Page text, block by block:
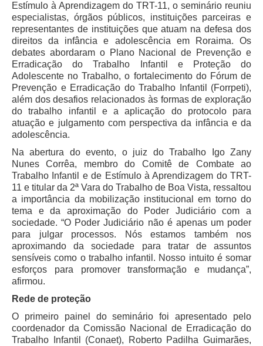
Comitê de Combate ao Trabalho Infantil e de Estímulo à
Aprendizagem
Comitê de Incentivo à Participação Institucional Feminina
no âmbito do TRT-11
Comitê de Prevenção e Enfrentamento do Assédio
Moral, do Assédio Sexual e da Discriminação
Comissão Permanente de Gestão Socioambiental
Comitê Gestor do Plano de Contratações e Aquisições
no Âmbito do TRT11
Comitê de Equidade de Raça, Gênero e Diversidade
Comitê PopRuaJud
Comissão de Justiça Itinerante
Comissão Permanente de Avaliação Documental
Automação e IA
Governança
Gestão Estratégica
Governança das Contratações Obras
Rede de Governança Colaborativa
Estímulo à Aprendizagem do TRT-11, o seminário reuniu
especialistas, órgãos públicos, instituições parceiras e
representantes de instituições que atuam na defesa dos
direitos da infância e adolescência em Roraima. Os
debates abordaram o Plano Nacional de Prevenção e
Erradicação do Trabalho Infantil e Proteção do
Adolescente no Trabalho, o fortalecimento do Fórum de
Prevenção e Erradicação do Trabalho Infantil (Forrpeti),
além dos desafios relacionados às formas de exploração
do trabalho infantil e a aplicação do protocolo para
atuação e julgamento com perspectiva da infância e da
adolescência.
Na abertura do evento, o juiz do Trabalho Igo Zany
Nunes Corrêa, membro do Comitê de Combate ao
Trabalho Infantil e de Estímulo à Aprendizagem do TRT-
11 e titular da 2ª Vara do Trabalho de Boa Vista, ressaltou
a importância da mobilização institucional em torno do
tema e da aproximação do Poder Judiciário com a
sociedade. “O Poder Judiciário não é apenas um poder
para julgar processos. Nós estamos também nos
aproximando da sociedade para tratar de assuntos
sensíveis como o trabalho infantil. Nosso intuito é somar
esforços para promover transformação e mudança”,
afirmou.
Rede de proteção
O primeiro painel do seminário foi apresentado pelo
coordenador da Comissão Nacional de Erradicação do
Trabalho Infantil (Conaet), Roberto Padilha Guimarães,